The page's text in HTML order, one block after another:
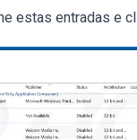
estas entradas e